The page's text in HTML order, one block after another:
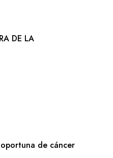
DE LA
de cáncer